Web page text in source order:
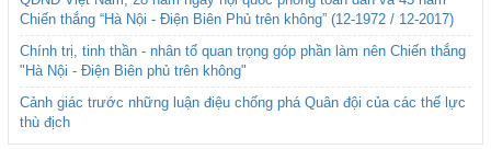
Chiến thắng “Hà Nội - Điện Biên Phủ trên không” (12-1972 / 12-2017)
Chính trị, tinh thần - nhân tố quan trọng góp phần làm nên Chiến thắng
"Hà Nội - Điện Biên phủ trên không"
Cảnh giác trước những luận điệu chống phá Quân đội của các thế lực
thù địch